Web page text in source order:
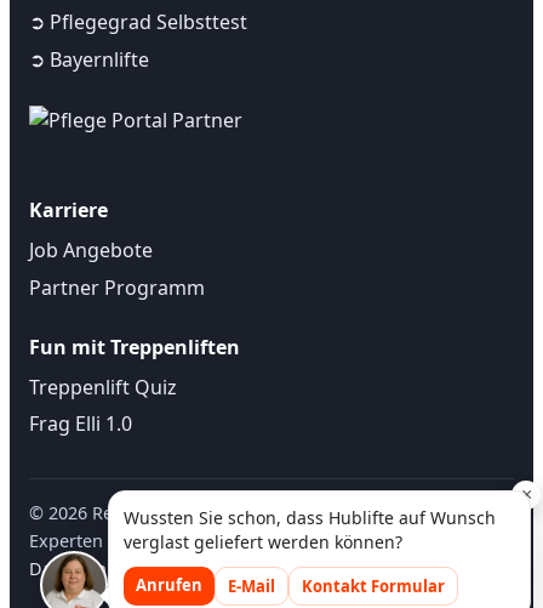
➲ Pflegegrad Selbsttest
➲ Bayernlifte
Karriere
Job Angebote
Partner Programm
Fun mit Treppenliften
Treppenlift Quiz
Frag Elli 1.0
© 2026 Regional Treppenlift • Treppenlifte ✓ regionale
Experten ✓ kostenlose Beratung vor Ort |Impressum
Datenschutz| Design mit ❤ vonWebmediaWerk
×
Wussten Sie schon, dass Hublifte auf Wunsch
verglast geliefert werden können?
Anrufen E-Mail Kontakt Formular